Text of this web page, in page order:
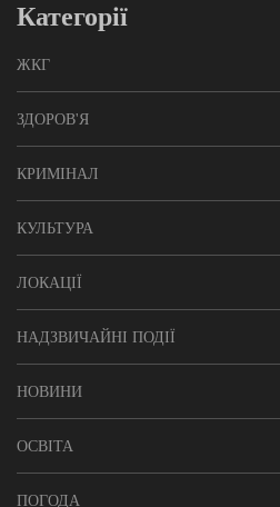
Категорії
ЖКГ
ЗДОРОВ'Я
КРИМІНАЛ
КУЛЬТУРА
ЛОКАЦІЇ
НАДЗВИЧАЙНІ ПОДІЇ
НОВИНИ
ОСВІТА
ПОГОДА